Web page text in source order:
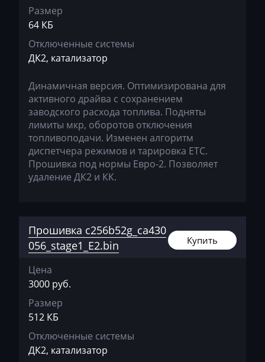
Howo
Huanghai
Hummer
Hyundai
Infiniti
International
Iran Khodro
Isuzu
Jac
Jaecoo
Jaguar
JCB
Jeep
Jetour
Размер
64 КБ
Отключенные системы
ДК2, катализатор
Динамичная версия. Оптимизирована для
активного драйва с сохранением
заводского расхода топлива. Подняты
лимиты мкр, оборотов отключения
топливоподачи. Изменен алгоритм
диспетчера режимов и тарировка ЕТС.
Прошивка под нормы Евро-2. Позволяет
удаление ДК2 и КК.
Прошивка c256b52g_ca430
056_stage1_E2.bin
Купить
Цена
3000 руб.
Размер
512 КБ
Отключенные системы
ДК2, катализатор